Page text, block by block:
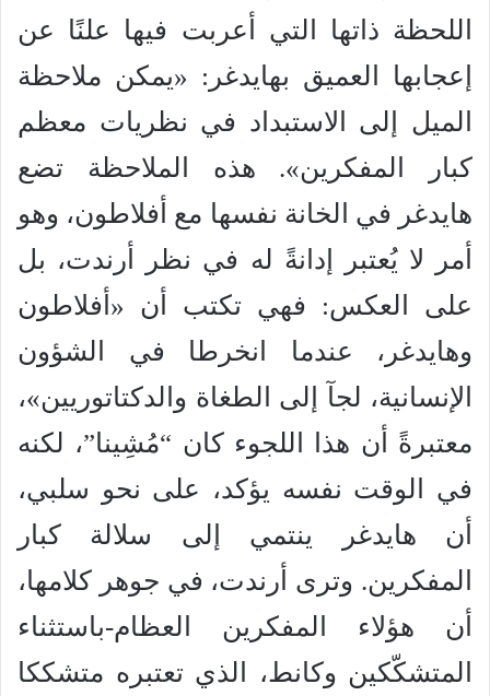
اللحظة ذاتها التي أعربت فيها علنًا عن
إعجابها العميق بهايدغر: «يمكن ملاحظة
الميل إلى الاستبداد في نظريات معظم
كبار المفكرين». هذه الملاحظة تضع
هايدغر في الخانة نفسها مع أفلاطون، وهو
أمر لا يُعتبر إدانةً له في نظر أرندت، بل
على العكس: فهي تكتب أن «أفلاطون
وهايدغر، عندما انخرطا في الشؤون
الإنسانية، لجآ إلى الطغاة والدكتاتوريين»،
معتبرةً أن هذا اللجوء كان “مُشِينا”، لكنه
في الوقت نفسه يؤكد، على نحو سلبي،
أن هايدغر ينتمي إلى سلالة كبار
المفكرين. وترى أرندت، في جوهر كلامها،
أن هؤلاء المفكرين العظام-باستثناء
المتشكّكين وكانط، الذي تعتبره متشككا